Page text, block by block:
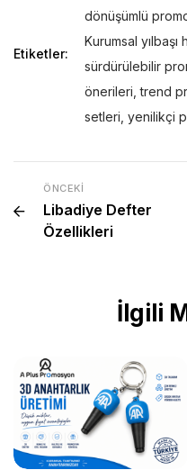
Etiketler:
dönüşümlü
Kurumsal yılbaşı
sürdürülebilir
önerileri ,trend
setleri yenilikçi
ÖNCEKI
Libadiye Defter
Özellikleri
İlgili